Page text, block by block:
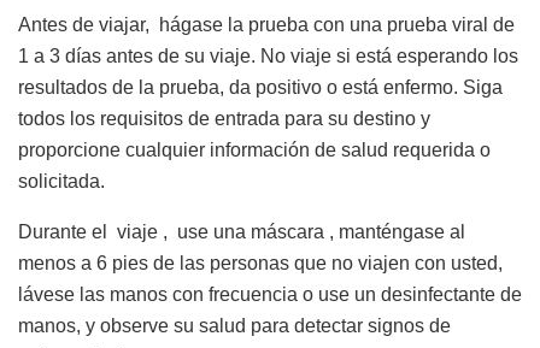
Antes de viajar, hágase la prueba con una prueba viral de
1 a 3 días antes de su viaje. No viaje si está esperando los
resultados de la prueba, da positivo o está enfermo. Siga
todos los requisitos de entrada para su destino y
proporcione cualquier información de salud requerida o
solicitada.
Durante el viaje , use una máscara , manténgase al
menos a 6 pies de las personas que no viajen con usted,
lávese las manos con frecuencia o use un desinfectante de
manos, y observe su salud para detectar signos de